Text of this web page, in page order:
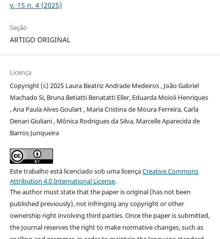
v. 15 n. 4 (2025)
Seção
ARTIGO ORIGINAL
Licença
Copyright (c) 2025 Laura Beatriz Andrade Medeiros , João Gabriel
Machado Si, Bruna Betiatti Benatatti Eller, Eduarda Moioli Henriques
, Ana Paula Alves Goulart , Maria Cristina de Moura Ferreira, Carla
Denari Giuliani , Mônica Rodrigues da Silva, Marcelle Aparecida de
Barros Junqueira
Este trabalho está licenciado sob uma licençaCreative Commons
Attribution 4.0 International License.
The author must state that the paper is original (has not been
published previously), not infringing any copyright or other
ownership right involving third parties. Once the paper is submitted,
the Journal reserves the right to make normative changes, such as